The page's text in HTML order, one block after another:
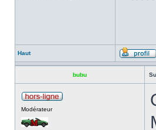
Haut
bubu
Modérateur